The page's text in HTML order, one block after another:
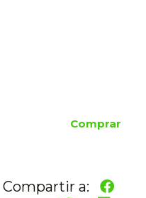
Comprar
Compartir a: